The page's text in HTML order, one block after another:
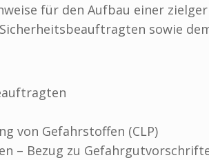
für den Aufbau einer
sowie
von Gefahrstoffen (CLP)
– Bezug zu